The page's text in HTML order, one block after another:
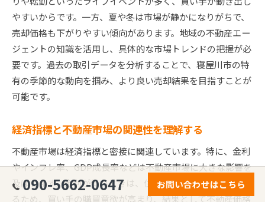
やすいからです。一方、夏や冬は市場が静かになりがちで、
売却価格も下がりやすい傾向があります。地域の不動産エー
ジェントの知識を活用し、具体的な市場トレンドの把握が必
要です。過去の取引データを分析することで、寝屋川市の特
有の季節的な動向を掴み、より良い売却結果を目指すことが
可能です。
経済指標と不動産市場の関連性を理解する
不動産市場は経済指標と密接に関連しています。特に、金利
やインフレ率、GDP成長率などは不動産市場に大きな影響を
及ぼします。金利が低いときは、住宅ローンの返済が楽にな
るため、買い手の購買意欲が高まり、結果として不動産価格
090-5662-0647 お問い合わせはこちら